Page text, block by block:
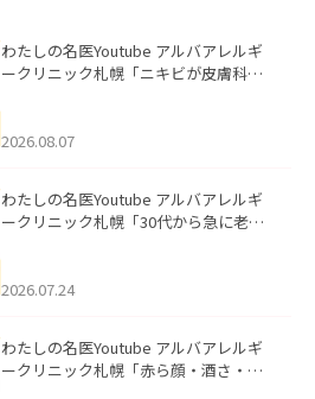
わたしの名医Youtube アルバアレルギ
ークリニック札幌「ニキビが皮膚科で
ました。
2026.08.07
わたしの名医Youtube アルバアレルギ
ークリニック札幌「30代から急に老け
た。
2026.07.24
わたしの名医Youtube アルバアレルギ
ークリニック札幌「赤ら顔・酒さ・ニ